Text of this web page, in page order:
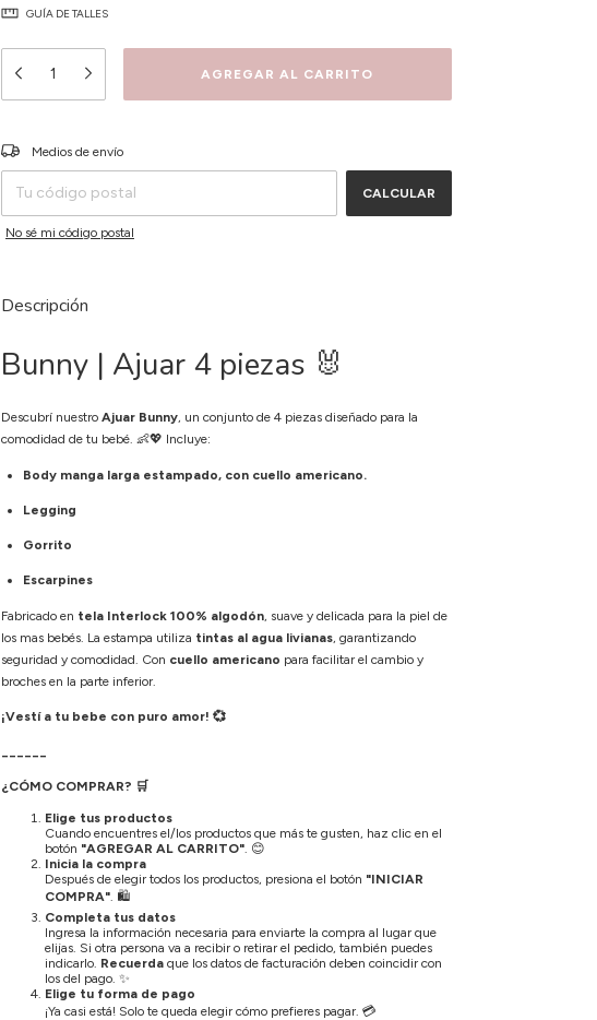
GUÍA DE TALLES
Entregas para el CP:
Medios de envío
CALCULAR
No sé mi código postal
Descripción
Bunny | Ajuar 4 piezas 🐰
Descubrí nuestro Ajuar Bunny, un conjunto de 4 piezas diseñado para la
comodidad de tu bebé. 👶💖 Incluye:
Body manga larga estampado, con cuello americano.
Legging
Gorrito
Escarpines
Fabricado en tela Interlock 100% algodón, suave y delicada para la piel de
los mas bebés. La estampa utiliza tintas al agua livianas, garantizando
seguridad y comodidad. Con cuello americano para facilitar el cambio y
broches en la parte inferior.
¡Vestí a tu bebe con puro amor! 💞
¿CÓMO COMPRAR? 🛒
Elige tus productos
Cuando encuentres el/los productos que más te gusten, haz clic en el
botón "AGREGAR AL CARRITO" 😊
Inicia la compra
Después de elegir todos los productos, presiona el botón "INICIAR
COMPRA" 🛍️
Completa tus datos
Ingresa la información necesaria para enviarte la compra al lugar que
elijas. Si otra persona va a recibir o retirar el pedido, también puedes
indicarlo. Recuerda que los datos de facturación deben coincidir con
los del pago. ✨
Elige tu forma de pago
¡Ya casi está! Solo te queda elegir cómo prefieres pagar. 💳